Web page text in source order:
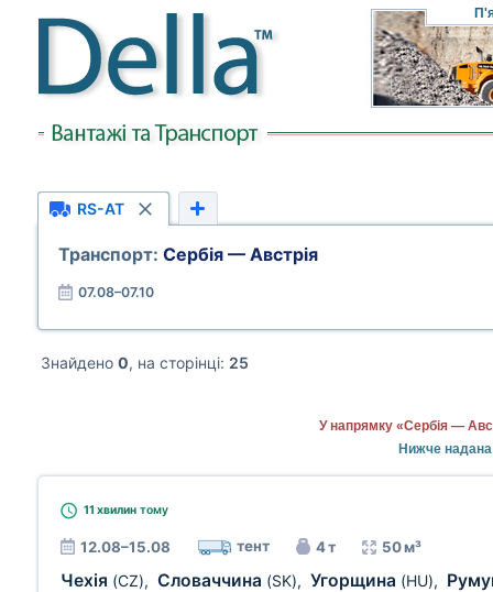
RS-AT
Транспорт: Сербія — Австрія
07.08–07.10
Знайдено 0, на сторінці: 25
У напрямку «Сербія —
Нижче надана
11 хвилин тому
12.08–15.08 тент 4 т 50 м³
Чехія (CZ), Словаччина (SK), Угорщина (HU),